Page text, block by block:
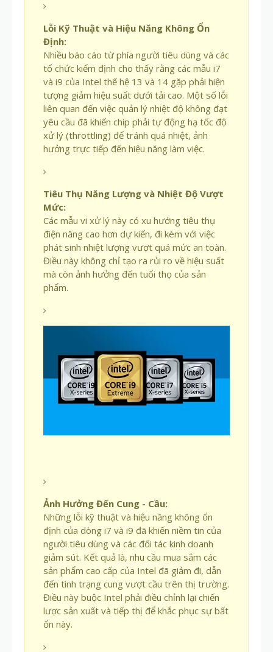
Lỗi Kỹ Thuật và Hiệu Năng Không Ổn
Định:
Nhiều báo cáo từ phía người tiêu dùng và các
tổ chức kiểm định cho thấy rằng các mẫu i7
và i9 của Intel thế hệ 13 và 14 gặp phải hiện
tượng giảm hiệu suất dưới tải cao. Một số lỗi
liên quan đến việc quản lý nhiệt độ không đạt
yêu cầu đã khiến chip phải tự động hạ tốc độ
xử lý (throttling) để tránh quá nhiệt, ảnh
hưởng trực tiếp đến hiệu năng làm việc.
Tiêu Thụ Năng Lượng và Nhiệt Độ Vượt
Mức:
Các mẫu vi xử lý này có xu hướng tiêu thụ
điện năng cao hơn dự kiến, đi kèm với việc
phát sinh nhiệt lượng vượt quá mức an toàn.
Điều này không chỉ tạo ra rủi ro về hiệu suất
mà còn ảnh hưởng đến tuổi thọ của sản
phẩm.
Ảnh Hưởng Đến Cung - Cầu:
Những lỗi kỹ thuật và hiệu năng không ổn
định của dòng i7 và i9 đã khiến niềm tin của
người tiêu dùng và các đối tác kinh doanh
giảm sút. Kết quả là, nhu cầu mua sắm các
sản phẩm cao cấp của Intel đã giảm đi, dẫn
đến tình trạng cung vượt cầu trên thị trường.
Điều này buộc Intel phải điều chỉnh lại chiến
lược sản xuất và tiếp thị để khắc phục sự bất
ổn này.